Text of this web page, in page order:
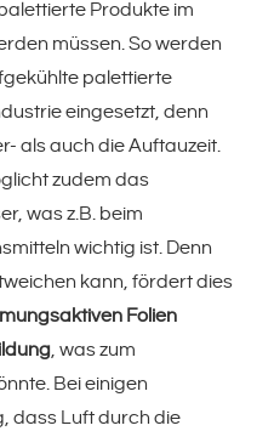
Produkte im
müssen. So werden
palettierte
eingesetzt, denn
als auch die Auftauzeit.
zudem das
was z.B. beim
wichtig ist. Denn
kann, fördert dies
Folien
, was zum
Bei einigen
dass Luft durch die